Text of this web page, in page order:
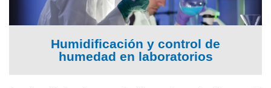
Humidificación y control de
humedad en laboratorios